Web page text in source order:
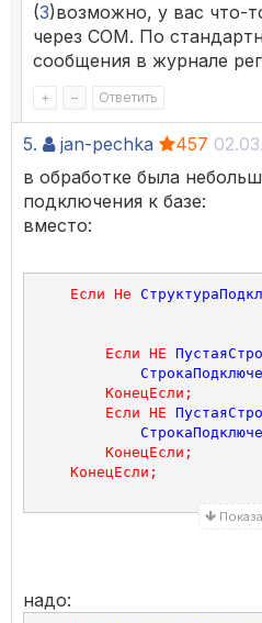
(3)возможно, у вас что-
через COM. По
сообщения в журнале
+ – Ответить
5. jan-pechka 457
в обработке была
подключения к базе:
вместо:
Если Не
Если НЕ
КонецЕсли ;
Если НЕ
КонецЕсли ;
КонецЕсли ;
надо: